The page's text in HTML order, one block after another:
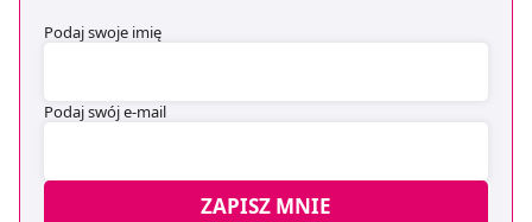
Podaj swoje imię
Podaj swój e-mail
ZAPISZ MNIE